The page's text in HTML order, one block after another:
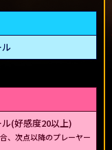
ル
(好感度20以上)
、次点以降のプレーヤー